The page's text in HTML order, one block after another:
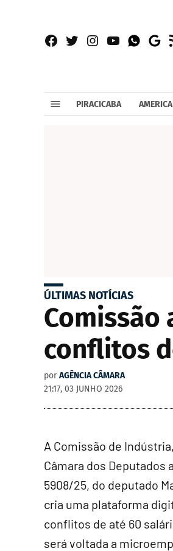
Facebook
TwitterInstagram
YouTube
PIRACICABA
ÚLTIMAS NOTÍCIAS
conflitos
por AGÊNCIA CÂMARA
21:17, 03 JUNHO 2026
A Comissão de
Câmara dos Deputados
5908/25, do deputado
cria uma plataforma
conflitos de até 60
será voltada a